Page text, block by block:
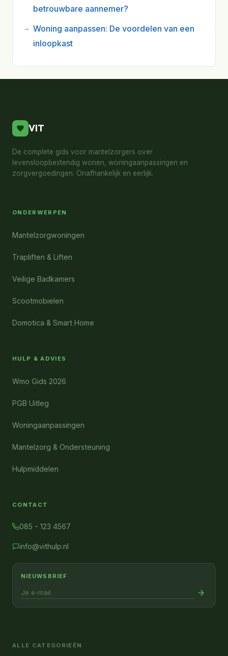
betrouwbare aannemer?
Woning aanpassen: De voordelen van een
inloopkast
VIT
De complete gids voor mantelzorgers over
levensloopbestendig wonen, woningaanpassingen en
zorgvergoedingen. Onafhankelijk en eerlijk.
ONDERWERPEN
Mantelzorgwoningen
Trapliften & Liften
Veilige Badkamers
Scootmobielen
Domotica & Smart Home
HULP & ADVIES
Wmo Gids 2026
PGB Uitleg
Woningaanpassingen
Mantelzorg & Ondersteuning
Hulpmiddelen
CONTACT
085 - 123 4567
info@vithulp.nl
NIEUWSBRIEF
ALLE CATEGORIEËN